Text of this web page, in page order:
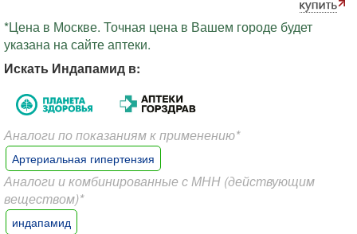
*Цена в Москве. Точная цена в Вашем городе будет
указана на сайте аптеки.
Искать Индапамид в:
Аналоги по показаниям к применению*
Артериальная гипертензия
Аналоги и комбинированные с МНН (действующим
веществом)*
индапамид